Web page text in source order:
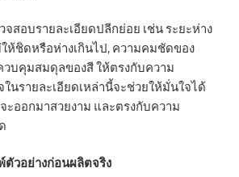
สอบรายละเอียดปลีกย่อย เช่น ระยะห่าง
ห้ชิดหรือห่างเกินไป, ความคมชัดของ
วบคุมสมดุลของสี ให้ตรงกับความ
ในรายละเอียดเหล่านี้จะช่วยให้มั่นใจได้
ออกมาสวยงาม และตรงกับความ
วอย่างก่อนผลิตจริง